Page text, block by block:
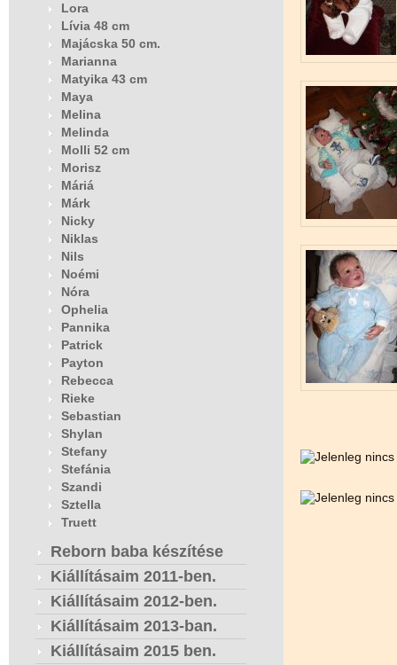
Lora
Lívia 48 cm
Majácska 50 cm.
Marianna
Matyika 43 cm
Maya
Melina
Melinda
Molli 52 cm
Morisz
Máriá
Márk
Nicky
Niklas
Nils
Noémi
Nóra
Ophelia
Pannika
Patrick
Payton
Rebecca
Rieke
Sebastian
Shylan
Stefany
Stefánia
Szandi
Sztella
Truett
Reborn baba készítése
Kiállításaim 2011-ben.
Kiállításaim 2012-ben.
Kiállításaim 2013-ban.
Kiállításaim 2015 ben.